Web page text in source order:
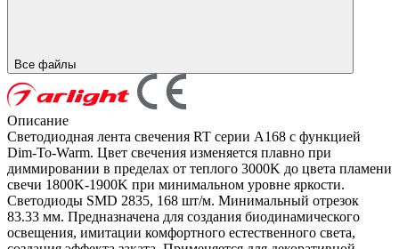
Все файлы
Описание
Светодиодная лента свечения RT серии A168 с функцией
Dim-To-Warm. Цвет свечения изменяется плавно при
диммировании в пределах от теплого 3000K до цвета пламени
свечи 1800K-1900K при минимальном уровне яркости.
Светодиоды SMD 2835, 168 шт/м. Минимальный отрезок
83.33 мм. Предназначена для создания биодинамического
освещения, имитации комфортного естественного света,